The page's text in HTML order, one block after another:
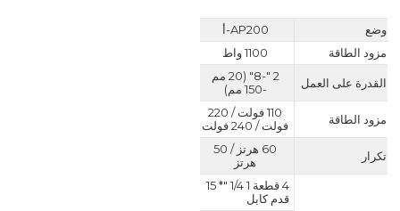
وضع
AP200-أ
مزود الطاقة
1100 واط
القدرة على العمل
2 "-8" (20 مم
-150 مم)
مزود الطاقة
110 فولت / 220
فولت / 240 فولت
تكرار
60 هرتز / 50
هرتز
4 قطعة 1 1/4 "* 15
قدم كابل